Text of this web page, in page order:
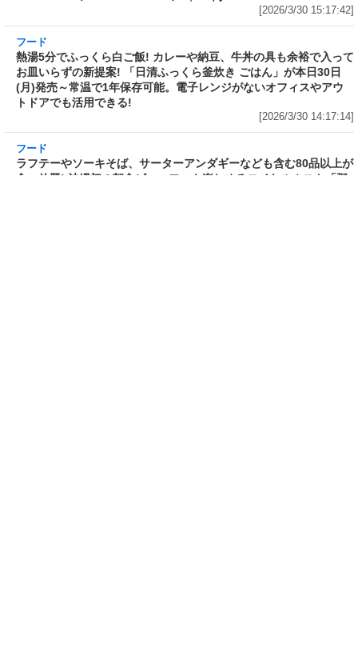
フード
3分で食べられる人気沸騰中の四
川料理! 日清食品が「カップヌー
ドル 14種のスパイス麻辣湯」を
発売～具材は謎肉、キャベツ、チ
ンゲンサイ、キクラゲ
フード
サガミが「晦日そば」を明日31日
(火)開催～大海老天などの天ぷら
や薬味などもついて税込2,200円!
[2026/3/30 15:17:42]
フード
熱湯5分でふっくら白ご飯! カレーや納豆、牛丼